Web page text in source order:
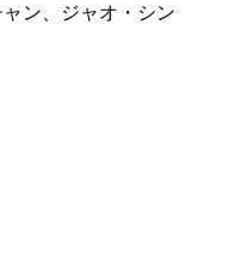
ン、ジャオ・シン